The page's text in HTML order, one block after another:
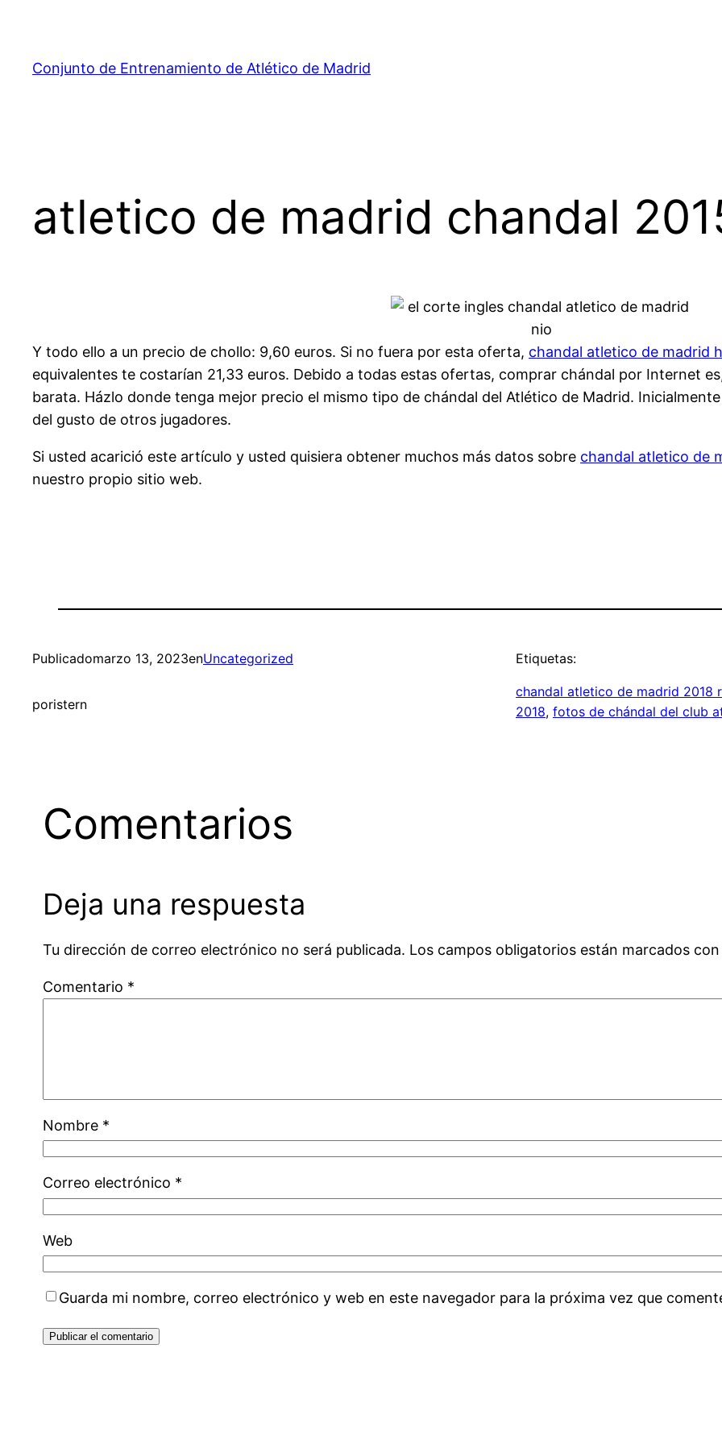
contenido
Conjunto de Entrenamiento de Atlético de Madrid
atletico de madrid chandal
Y todo ello a un precio de chollo: 9,60 euros. Si no fuera por esta oferta, chandal atletico de madrid
equivalentes te costarían 21,33 euros. Debido a todas estas ofertas, comprar chándal por Internet
barata. Házlo donde tenga mejor precio el mismo tipo de chándal del Atlético de Madrid.
del gusto de otros jugadores.
Si usted acarició este artículo y usted quisiera obtener muchos más datos sobre chandal atletico de
nuestro propio sitio web.
Publicadomarzo 13, 2023enUncategorized
poristern
Etiquetas:
chandal atletico de madrid 2018
2018, fotos de chándal del club
Comentarios
Deja una respuesta
Tu dirección de correo electrónico no será publicada. Los campos obligatorios están marcados
Comentario *
Nombre *
Correo electrónico *
Web
Guarda mi nombre, correo electrónico y web en este navegador para la próxima vez que